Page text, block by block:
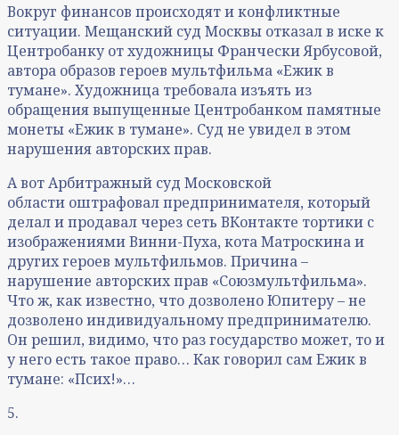
Вокруг финансов происходят и конфликтные
ситуации. Мещанский суд Москвы отказал в иске к
Центробанку от художницы Франчески Ярбусовой,
автора образов героев мультфильма «Ежик в
тумане». Художница требовала изъять из
обращения выпущенные Центробанком памятные
монеты «Ежик в тумане». Суд не увидел в этом
нарушения авторских прав.
А вот Арбитражный суд Московской
области оштрафовал предпринимателя, который
делал и продавал через сеть ВКонтакте тортики с
изображениями Винни-Пуха, кота Матроскина и
других героев мультфильмов. Причина –
нарушение авторских прав «Союзмультфильма».
Что ж, как известно, что дозволено Юпитеру – не
дозволено индивидуальному предпринимателю.
Он решил, видимо, что раз государство может, то и
у него есть такое право… Как говорил сам Ежик в
тумане: «Псих!»…
5.